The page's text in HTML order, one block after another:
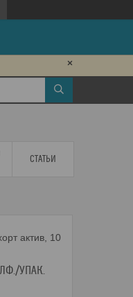
СТАТЬИ
УПАК.